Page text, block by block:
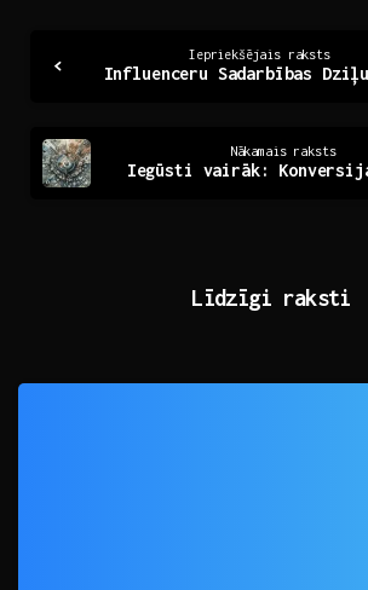
Reading
Iepriekšējais raksts
Nākamais raksts
Līdzīgi raksti